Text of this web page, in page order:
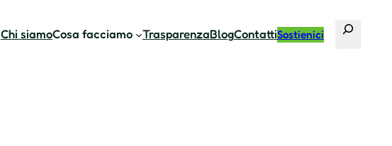
Chi siamoCosa facciamo TrasparenzaBlogContattiSostienici Cerca